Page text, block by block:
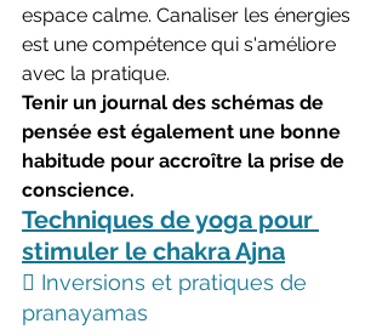
espace calme. Canaliser les énergies
est une compétence qui s'améliore
avec la pratique.
Tenir un journal des schémas de
pensée est également une bonne
habitude pour accroître la prise de
conscience.
Techniques de yoga pour
stimuler le chakra Ajna
 Inversions et pratiques de
pranayamas